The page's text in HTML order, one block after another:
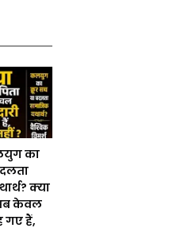
का
क्या
केवल
गए हैं,